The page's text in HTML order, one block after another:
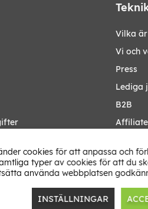
Vilka
Vi och
Press
Lediga
B2B
Affiliate
cookies för att anpassa och
typer av cookies för att du
använda webbplatsen
INSTÄLLNINGAR